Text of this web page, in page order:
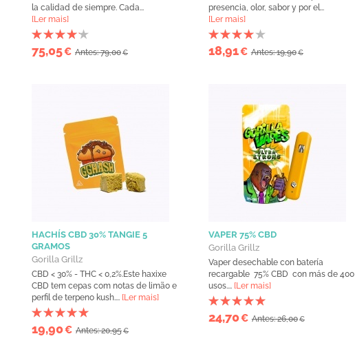
la calidad de siempre. Cada...
[Ler mais]
75,05€ Antes: 79,00€
presencia, olor, sabor y por el...
[Ler mais]
18,91€ Antes: 19,90€
HACHÍS CBD 30% TANGIE 5
GRAMOS
Gorilla Grillz
CBD < 30% - THC < 0,2%.Este haxixe
CBD tem cepas com notas de limão e
perfil de terpeno kush.... [Ler mais]
19,90€ Antes: 20,95€
VAPER 75% CBD
Gorilla Grillz
Vaper desechable con batería
recargable 75% CBD con más de 400
usos.... [Ler mais]
24,70€ Antes: 26,00€